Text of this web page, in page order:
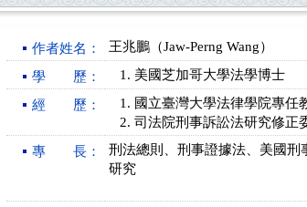
作者姓名： 王兆鵬（Jaw-Perng Wang）
學 歷： 美國芝加哥大學法學博士
經 歷：
國立臺灣大學法律學院專任
司法院刑事訴訟法研究修正
專 長：
刑法總則、刑事證據法、美國刑
研究